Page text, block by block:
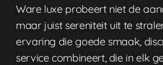
Ware luxe probeert niet de
maar juist sereniteit uit te
ervaring die goede smaak,
service combineert, die in elk